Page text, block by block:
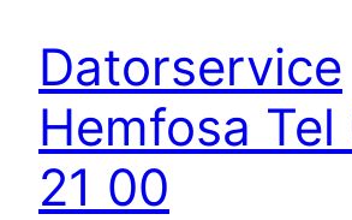
Datorservice
Hemfosa
21 00